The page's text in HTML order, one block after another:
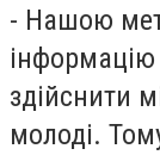
- Нашою
здійснити
молоді.